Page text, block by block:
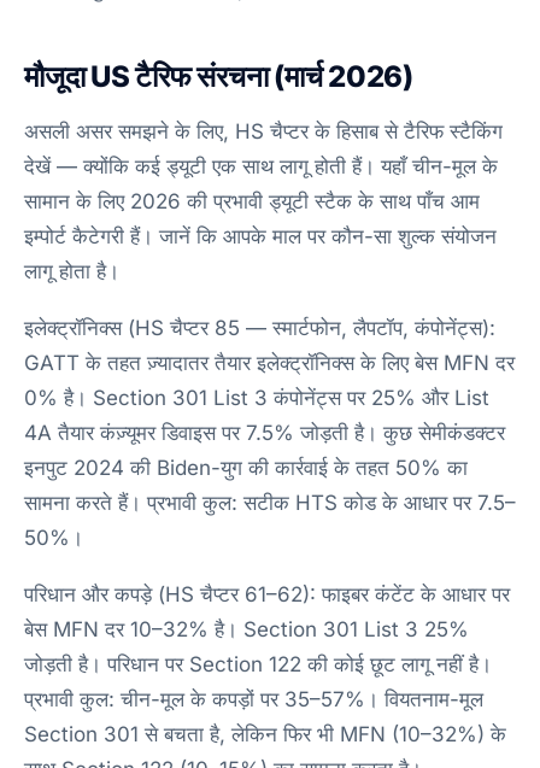
मौजूदा US टैरिफ संरचना (मार्च 2026)
असली असर समझने के लिए, HS चैप्टर के हिसाब से टैरिफ स्टैकिंग
देखें — क्योंकि कई ड्यूटी एक साथ लागू होती हैं। यहाँ चीन-मूल के
सामान के लिए 2026 की प्रभावी ड्यूटी स्टैक के साथ पाँच आम
इम्पोर्ट कैटेगरी हैं। जानें कि आपके माल पर कौन-सा शुल्क संयोजन
लागू होता है।
इलेक्ट्रॉनिक्स (HS चैप्टर 85 — स्मार्टफोन, लैपटॉप, कंपोनेंट्स):
GATT के तहत ज़्यादातर तैयार इलेक्ट्रॉनिक्स के लिए बेस MFN दर
0% है। Section 301 List 3 कंपोनेंट्स पर 25% और List
4A तैयार कंज़्यूमर डिवाइस पर 7.5% जोड़ती है। कुछ सेमीकंडक्टर
इनपुट 2024 की Biden-युग की कार्रवाई के तहत 50% का
सामना करते हैं। प्रभावी कुल: सटीक HTS कोड के आधार पर 7.5–
50%।
परिधान और कपड़े (HS चैप्टर 61–62): फाइबर कंटेंट के आधार पर
बेस MFN दर 10–32% है। Section 301 List 3 25%
जोड़ती है। परिधान पर Section 122 की कोई छूट लागू नहीं है।
प्रभावी कुल: चीन-मूल के कपड़ों पर 35–57%। वियतनाम-मूल
Section 301 से बचता है, लेकिन फिर भी MFN (10–32%) के